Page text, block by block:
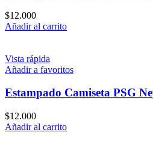
$12.000
Añadir al carrito
Vista rápida
Añadir a favoritos
Estampado Camiseta PSG
$12.000
Añadir al carrito